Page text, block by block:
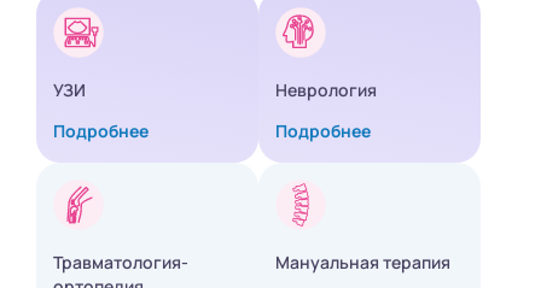
УЗИ
Подробнее
Неврология
Подробнее
Травматология-
Мануальная терапия